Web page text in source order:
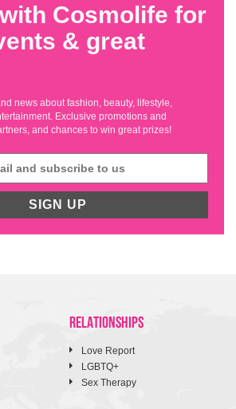
Cosmolife for
& great
news about fashion, beauty, lifestyle,
Exclusive promotions and
and chances to win great prizes!
SIGN UP
RELATIONSHIPS
Love Report
LGBTQ+
Sex Therapy